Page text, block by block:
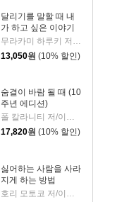
달리기를 말할 때 내
가 하고 싶은 이야기
무라카미 하루키 저/임홍빈 역
13,050원 (10% 할인)
숨결이 바람 될 때 (10
주년 에디션)
폴 칼라니티 저/이종인 역
17,820원 (10% 할인)
싫어하는 사람을 사라
지게 하는 방법